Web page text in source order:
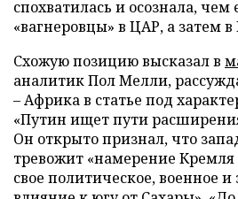
спохватилась и осознала, чем
«вагнеровцы» в ЦАР, а затем
Схожую позицию высказал в
аналитик Пол Мелли,
– Африка в статье под
«Путин ищет пути
Он открыто признал, что
тревожит «намерение Кремля
свое политическое, военное